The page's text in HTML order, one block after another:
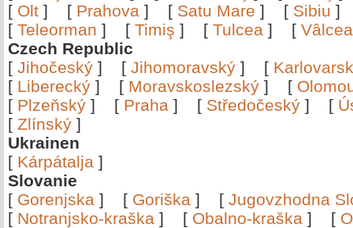
[ Olt ] [ Prahova ] [ Satu Mare ] [ Sibiu
[ Teleorman ] [ Timiş ] [ Tulcea ] [
Czech Republic
[ Jihočeský ] [ Jihomoravský ] [
[ Liberecký ] [ Moravskoslezský ] [
[ Plzeňský ] [ Praha ] [ Středočeský ] [
[ Zlínský ]
Ukrainen
[ Kárpátalja ]
Slovanie
[ Gorenjska ] [ Goriška ] [ Jugovzhodna
[ Notranjsko-kraška ] [ Obalno-kraška ] [